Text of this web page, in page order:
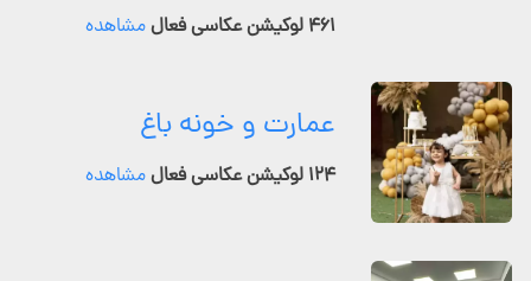
۴۶۱ لوکیشن عکاسی فعال مشاهده
عمارت و خونه باغ
۱۲۴ لوکیشن عکاسی فعال مشاهده